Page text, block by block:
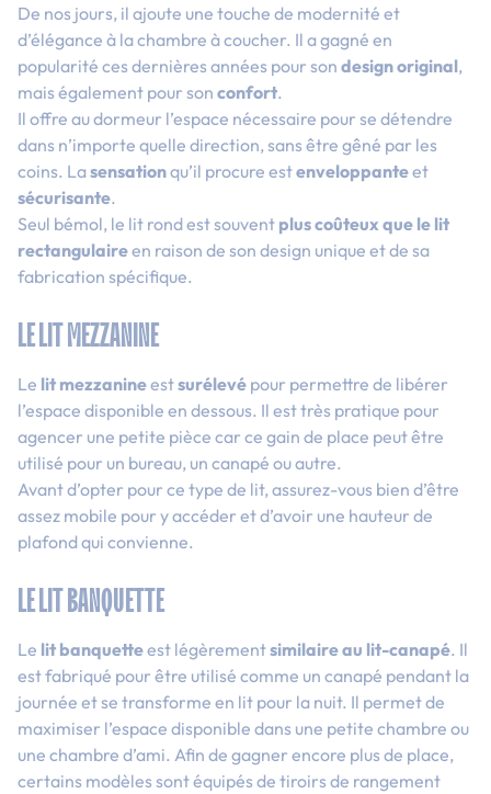
De nos jours, il ajoute une touche de modernité et
d’élégance à la chambre à coucher. Il a gagné en
popularité ces dernières années pour son design original,
mais également pour son confort.
Il offre au dormeur l’espace nécessaire pour se détendre
dans n’importe quelle direction, sans être gêné par les
coins. Lasensationqu’il procure estenveloppanteet
sécurisante.
Seul bémol, le lit rond est souvent plus coûteux que le lit
rectangulaireen raison de son design unique et de sa
fabrication spécifique.
LE LIT MEZZANINE
Le lit mezzanineestsurélevé pour permettre de libérer
l’espace disponible en dessous. Il est très pratique pour
agencer une petite pièce car ce gain de place peut être
utilisé pour un bureau, un canapé ou autre.
Avant d’opter pour ce type de lit, assurez-vous bien d’être
assez mobile pour y accéder et d’avoir une hauteur de
plafond qui convienne.
LE LIT BANQUETTE
Le lit banquetteest légèrementsimilaire au lit-canapé. Il
est fabriqué pour être utilisé comme un canapé pendant la
journée et se transforme en lit pour la nuit. Il permet de
maximiser l’espace disponible dans une petite chambre ou
une chambre d’ami. Afin de gagner encore plus de place,
certains modèles sont équipés de tiroirs de rangement